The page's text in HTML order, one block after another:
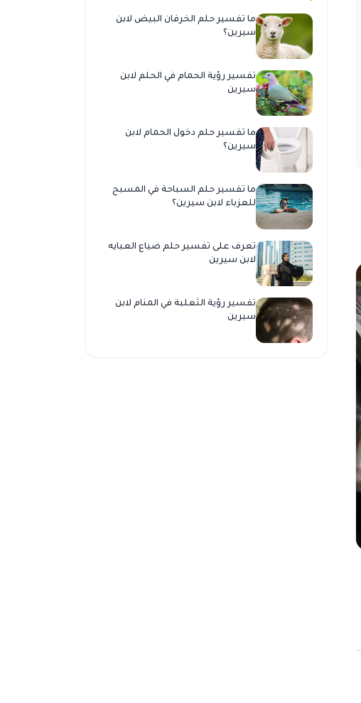
ما تفسير حلم الخرفان البيض لابن
سيرين؟
تفسير رؤية الحمام في الحلم لابن
سيرين
ما تفسير حلم دخول الحمام لابن
سيرين؟
ما تفسير حلم السباحة في المسبح
للعزباء لابن سيرين؟
تعرف على تفسير حلم ضياع العبايه
لابن سيرين
تفسير رؤية الثعلبة في المنام لابن
سيرين